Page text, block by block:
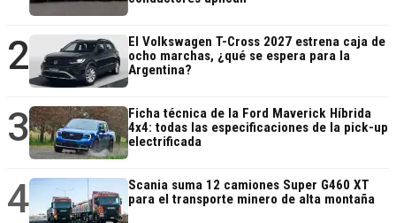
2
El Volkswagen T-Cross 2027 estrena caja de
ocho marchas, ¿qué se espera para la
Argentina?
3
Ficha técnica de la Ford Maverick Híbrida
4x4: todas las especificaciones de la pick-up
electrificada
4
Scania suma 12 camiones Super G460 XT
para el transporte minero de alta montaña